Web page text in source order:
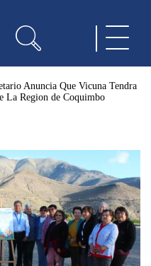
Anuncia Que Vicuna Tendra
La Region de Coquimbo